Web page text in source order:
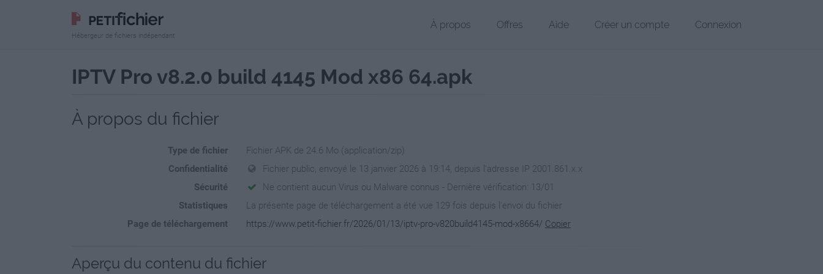
Hébergeur de fichiers indépendant
À propos Offres Aide Créer un compte Connexion
IPTV Pro v8.2.0 build 4145 Mod x86 64.apk
À propos du fichier
Type de fichier
Fichier APK de 24.6 Mo (application/zip)
Confidentialité
Fichier public, envoyé le 13 janvier 2026 à 19:14, depuis l'adresse IP 2001.861.x.x
Sécurité
Ne contient aucun Virus ou Malware connus - Dernière vérification: 13/01
Statistiques
La présente page de téléchargement a été vue 129 fois depuis l'envoi du fichier
Page de téléchargement
https://www.petit-fichier.fr/2026/01/13/iptv-pro-v820build4145-mod-x8664/ Copier
Aperçu du contenu du fichier